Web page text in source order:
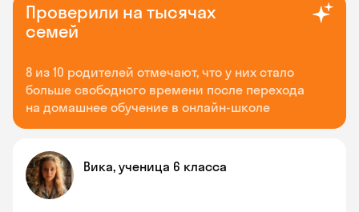
Проверили на тысячах
семей
8 из 10 родителей отмечают, что у них стало
больше свободного времени после перехода
на домашнее обучение в онлайн-школе
Вика, ученица 6 класса